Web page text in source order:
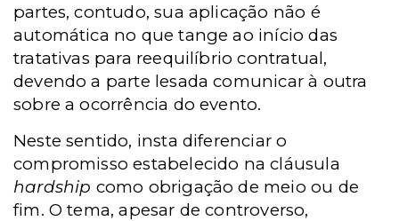
partes, contudo, sua aplicação não é
automática no que tange ao início das
tratativas para reequilíbrio contratual,
devendo a parte lesada comunicar à outra
sobre a ocorrência do evento.
Neste sentido, insta diferenciar o
compromisso estabelecido na cláusula
hardship como obrigação de meio ou de
fim. O tema, apesar de controverso,